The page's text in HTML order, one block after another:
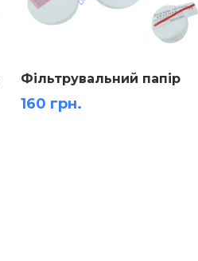
Фільтрувальний папір
160 грн.